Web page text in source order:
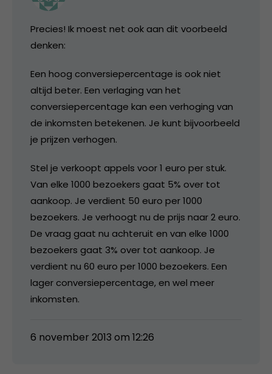
Precies! Ik moest net ook aan dit voorbeeld
denken:
Een hoog conversiepercentage is ook niet
altijd beter. Een verlaging van het
conversiepercentage kan een verhoging van
de inkomsten betekenen. Je kunt bijvoorbeeld
je prijzen verhogen.
Stel je verkoopt appels voor 1 euro per stuk.
Van elke 1000 bezoekers gaat 5% over tot
aankoop. Je verdient 50 euro per 1000
bezoekers. Je verhoogt nu de prijs naar 2 euro.
De vraag gaat nu achteruit en van elke 1000
bezoekers gaat 3% over tot aankoop. Je
verdient nu 60 euro per 1000 bezoekers. Een
lager conversiepercentage, en wel meer
inkomsten.
6 november 2013 om 12:26